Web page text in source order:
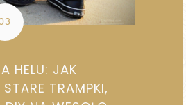
HELU: JAK
TRAMPKI,